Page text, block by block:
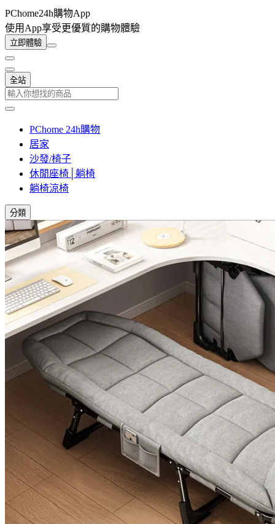
PChome24h購物App
使用App享受更優質的購物體驗
立即體驗
全站
PChome 24h購物
居家
沙發/椅子
休閒座椅│躺椅
躺椅涼椅
分類